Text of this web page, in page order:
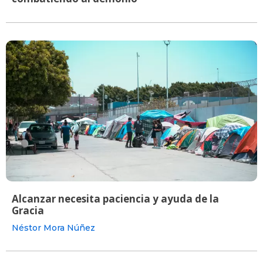
Alcanzar necesita paciencia y ayuda de la
Gracia
Néstor Mora Núñez